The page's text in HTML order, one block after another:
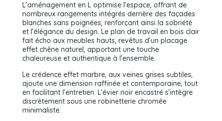
L’aménagement en L optimise l’espace, offrant de
nombreux rangements intégrés derrière des façades
blanches sans poignées, renforçant ainsi la sobriété
et l’élégance du design. Le plan de travail en bois clair
fait écho aux meubles hauts, revêtus d’un placage
effet chêne naturel, apportant une touche
chaleureuse et authentique à l’ensemble.
Le crédence effet marbre, aux veines grises subtiles,
ajoute une dimension raffinée et contemporaine, tout
en facilitant l’entretien. L’évier noir encastré s’intègre
discrètement sous une robinetterie chromée
minimaliste.